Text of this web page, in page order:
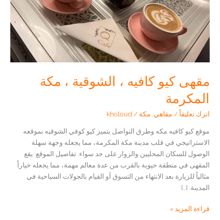
مقهى كيو كافيه ، الشوقية ، مكة
المكرمة
اترك تعليقاً / مقاهي مكة /
kholoud
موقع كيو كافيه مكه وطرق التواصل يتميز كيو كوفي الشوقيه بموقعه
الاستراتيجي في قلب مدينة مكة المكرمة، مما يجعله وجهة سهلة
الوصول للسكان المحليين والزوار على حد سواء. تفاصيل الموقع: يقع
المقهى في منطقة حيوية بالقرب من عدة معالم مهمة، مما يجعله خياراً
مثالياً للزيارة بعد الانتهاء من التسوق أو القيام بالجولات السياحية في
المدينة. […]
مقهى
قراءة المزيد »